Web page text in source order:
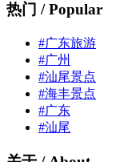
热门 / Popular
#广东旅游
#广州
#汕尾景点
#海丰景点
#广东
#汕尾